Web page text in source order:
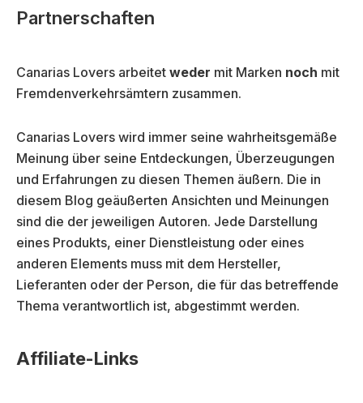
Partnerschaften
Canarias Lovers arbeitet weder mit Marken noch mit
Fremdenverkehrsämtern zusammen.
Canarias Lovers wird immer seine wahrheitsgemäße
Meinung über seine Entdeckungen, Überzeugungen
und Erfahrungen zu diesen Themen äußern. Die in
diesem Blog geäußerten Ansichten und Meinungen
sind die der jeweiligen Autoren. Jede Darstellung
eines Produkts, einer Dienstleistung oder eines
anderen Elements muss mit dem Hersteller,
Lieferanten oder der Person, die für das betreffende
Thema verantwortlich ist, abgestimmt werden.
Affiliate-Links